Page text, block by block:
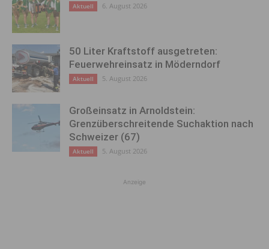
Aktuell 6. August 2026
50 Liter Kraftstoff ausgetreten:
Feuerwehreinsatz in Möderndorf
Aktuell 5. August 2026
Großeinsatz in Arnoldstein:
Grenzüberschreitende Suchaktion nach
Schweizer (67)
Aktuell 5. August 2026
Anzeige